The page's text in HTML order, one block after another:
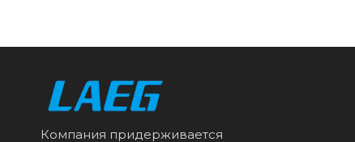
Компания придерживается